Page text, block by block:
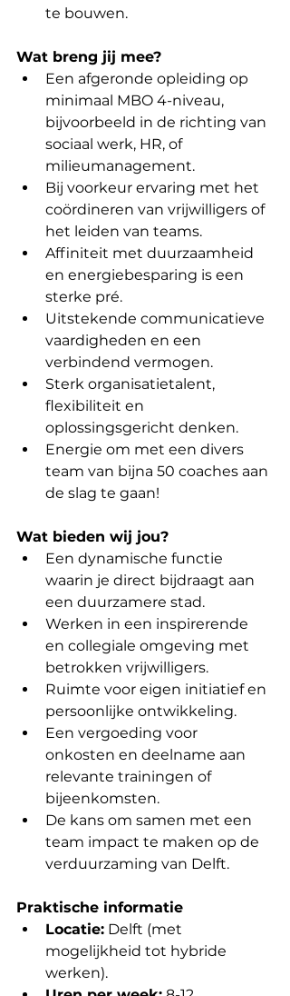
te bouwen.
Wat breng jij mee?
Een afgeronde opleiding op
minimaal MBO 4-niveau,
bijvoorbeeld in de richting van
sociaal werk, HR, of
milieumanagement.
Bij voorkeur ervaring met het
coördineren van vrijwilligers of
het leiden van teams.
Affiniteit met duurzaamheid
en energiebesparing is een
sterke pré.
Uitstekende communicatieve
vaardigheden en een
verbindend vermogen.
Sterk organisatietalent,
flexibiliteit en
oplossingsgericht denken.
Energie om met een divers
team van bijna 50 coaches aan
de slag te gaan!
Wat bieden wij jou?
Een dynamische functie
waarin je direct bijdraagt aan
een duurzamere stad.
Werken in een inspirerende
en collegiale omgeving met
betrokken vrijwilligers.
Ruimte voor eigen initiatief en
persoonlijke ontwikkeling.
Een vergoeding voor
onkosten en deelname aan
relevante trainingen of
bijeenkomsten.
De kans om samen met een
team impact te maken op de
verduurzaming van Delft.
Praktische informatie
Locatie: Delft (met
mogelijkheid tot hybride
werken).